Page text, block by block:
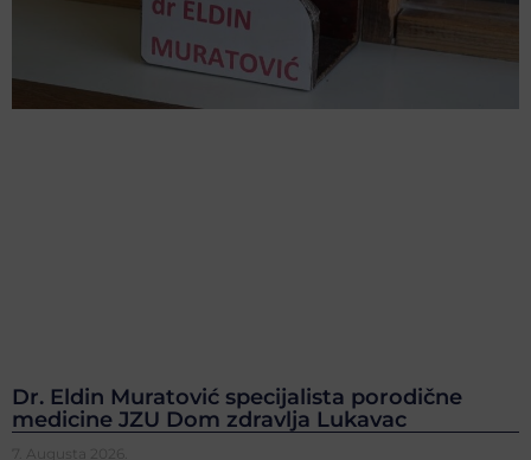
Dr. Eldin Muratović specijalista porodične
medicine JZU Dom zdravlja Lukavac
7. Augusta 2026.